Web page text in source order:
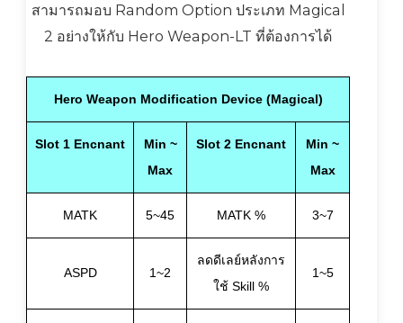
สามารถมอบ Random Option ประเภท Magical
2 อย่างให้กับ Hero Weapon-LT ที่ต้องการได้
Hero Weapon Modification Device (Magical)
Slot 1 Encnant
Min ~
Max
Slot 2 Encnant
Min ~
Max
MATK 5~45 MATK % 3~7
ASPD 1~2
ลดดีเลย์หลังการ
ใช้ Skill %
1~5